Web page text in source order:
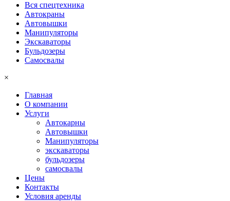
Вся спецтехника
Автокраны
Автовышки
Манипуляторы
Экскаваторы
Бульдозеры
Самосвалы
×
Главная
О компании
Услуги
Автокарны
Автовышки
Манипуляторы
экскаваторы
бульдозеры
самосвалы
Цены
Контакты
Условия аренды